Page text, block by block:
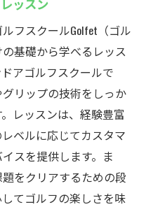
フスクールGolfet（ゴル
基礎から学べるレッス
アゴルフスクールで
リップの技術をしっか
レッスンは、経験豊富
ベルに応じてカスタマ
スを提供します。ま
をクリアするための段
てゴルフの楽しさを味